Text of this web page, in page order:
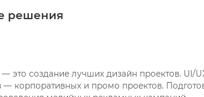
решения
— это создание лучших дизайн проектов. UI/
— корпоративных и промо проектов.